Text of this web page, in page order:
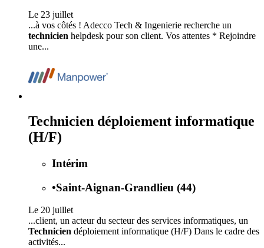
Le 23 juillet
...à vos côtés ! Adecco Tech & Ingenierie recherche un
technicien helpdesk pour son client. Vos attentes * Rejoindre
une...
Technicien déploiement informatique
(H/F)
Intérim
•Saint-Aignan-Grandlieu (44)
Le 20 juillet
...client, un acteur du secteur des services informatiques, un
Technicien déploiement informatique (H/F) Dans le cadre des
activités...